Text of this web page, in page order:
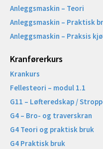
Anleggsmaskin – Teori
Anleggsmaskin – Praktisk
Anleggsmaskin – Praksis
Kranførerkurs
Krankurs
Fellesteori – modul 1.1
G11 – Løfteredskap /
G4 – Bro- og traverskran
G4 Teori og praktisk bruk
G4 Praktisk bruk